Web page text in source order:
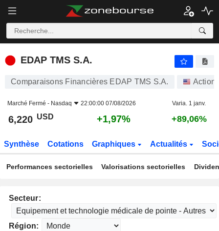
EDAP TMS S.A.
EDAP TMS S.A.
Comparaisons Financières EDAP TMS S.A.
Marché Fermé - Nasdaq 22:00:00 07/08/2026 Varia. 1 janv.
6,220 USD +1,97% +89,06%
Synthèse Cotations Graphiques Actualités
Performances sectorielles Valorisations sectorielles
Secteur:
Région: